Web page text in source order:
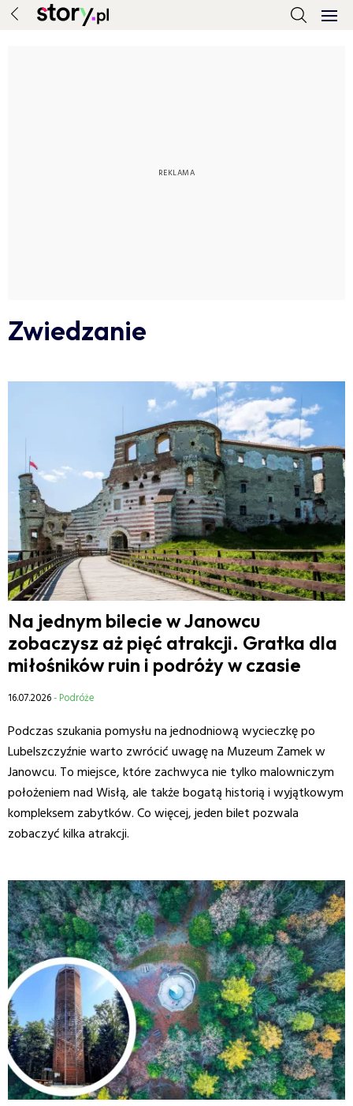
Zwiedzanie
Na jednym bilecie w Janowcu
zobaczysz aż pięć atrakcji. Gratka dla
miłośników ruin i podróży w czasie
16.07.2026- Podróże
Podczas szukania pomysłu na jednodniową wycieczkę po
Lubelszczyźnie warto zwrócić uwagę na Muzeum Zamek w
Janowcu. To miejsce, które zachwyca nie tylko malowniczym
położeniem nad Wisłą, ale także bogatą historią i wyjątkowym
kompleksem zabytków. Co więcej, jeden bilet pozwala
zobaczyć kilka atrakcji.